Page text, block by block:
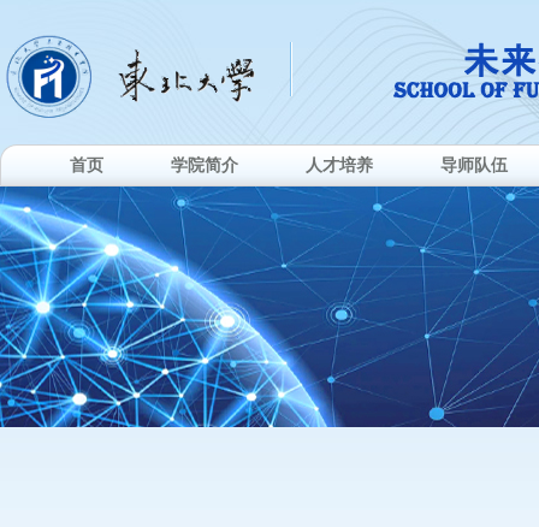
首页 学院简介 人才培养 导师队伍